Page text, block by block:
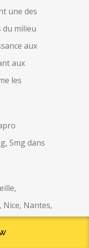
une des
du milieu
aux
aux
les
5mg dans
Nice, Nantes,
Rouen,